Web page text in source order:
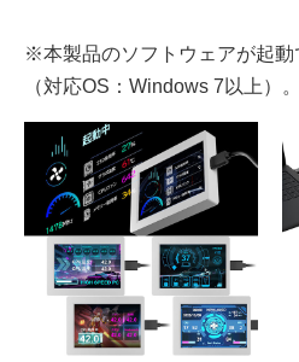
※本製品のソフトウェアが起動
（対応OS：Windows 7以上）。